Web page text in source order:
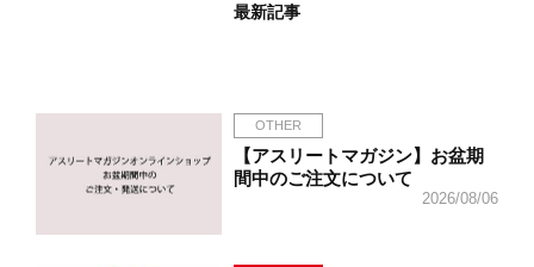
最新記事
OTHER
【アスリートマガジン】お盆期
間中のご注文について
2026/08/06